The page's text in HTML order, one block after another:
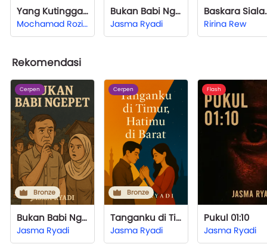
Yang Kutinggalkan di Mengwi
Mochamad Rozikin
Bukan Babi Ngepet
Jasma Ryadi
Baskara
Ririna Rew
Rekomendasi
Cerpen
Bronze
Bukan Babi Ngepet
Jasma Ryadi
Cerpen
Bronze
Tanganku di Timur, Hatimu di Barat
Jasma Ryadi
Flash
Pukul 01:10
Jasma Ryadi